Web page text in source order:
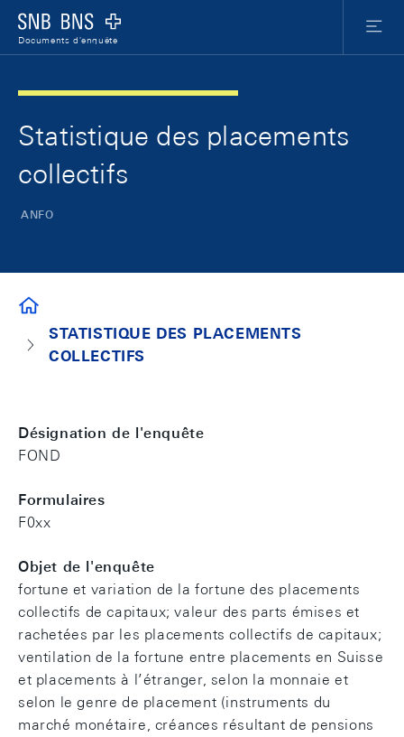
Logo
Documents d'enquête
Menu
Statistique des placements
collectifs
ANFO
DOCUMENTS D'ENQUÊTE
STATISTIQUE DES PLACEMENTS
COLLECTIFS
Désignation de l'enquête
FOND
Formulaires
F0xx
Objet de l'enquête
fortune et variation de la fortune des placements
collectifs de capitaux; valeur des parts émises et
rachetées par les placements collectifs de capitaux;
ventilation de la fortune entre placements en Suisse
et placements à l’étranger, selon la monnaie et
selon le genre de placement (instruments du
marché monétaire, créances résultant de pensions